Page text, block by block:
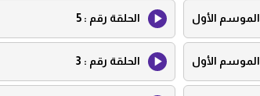
الموسم الأول الحلقة رقم : 5
الموسم الأول الحلقة رقم : 3